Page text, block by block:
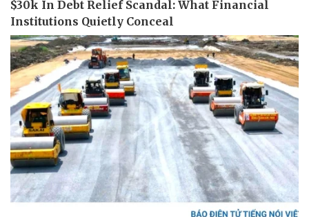
Pháp luật
Vụ án
Quân sự - Quốc phòng
Vũ khí